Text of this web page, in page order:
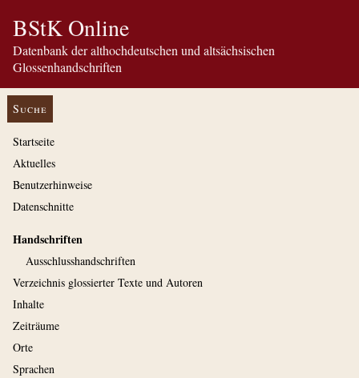
BStK Online
Datenbank der althochdeutschen und altsächsischen
Glossenhandschriften
Suche
Startseite
Aktuelles
Benutzerhinweise
Datenschnitte
Handschriften
Ausschluss­handschriften
Verzeichnis glossierter Texte und Autoren
Inhalte
Zeiträume
Orte
Sprachen